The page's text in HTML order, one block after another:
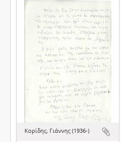
Κορίδης, Γιάννης (1936-)